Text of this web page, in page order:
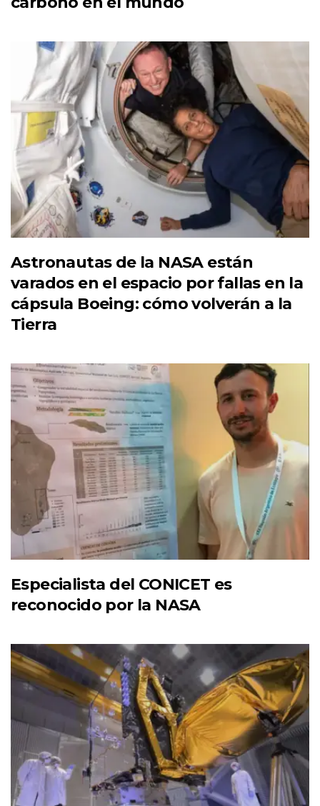
Astronautas de la NASA están
varados en el espacio por fallas en la
cápsula Boeing: cómo volverán a la
Tierra
Especialista del CONICET es
reconocido por la NASA